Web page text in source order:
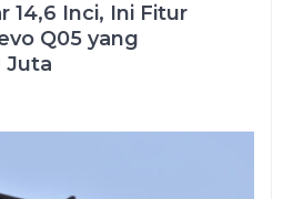
14,6 Inci, Ini Fitur
Q05 yang
Juta